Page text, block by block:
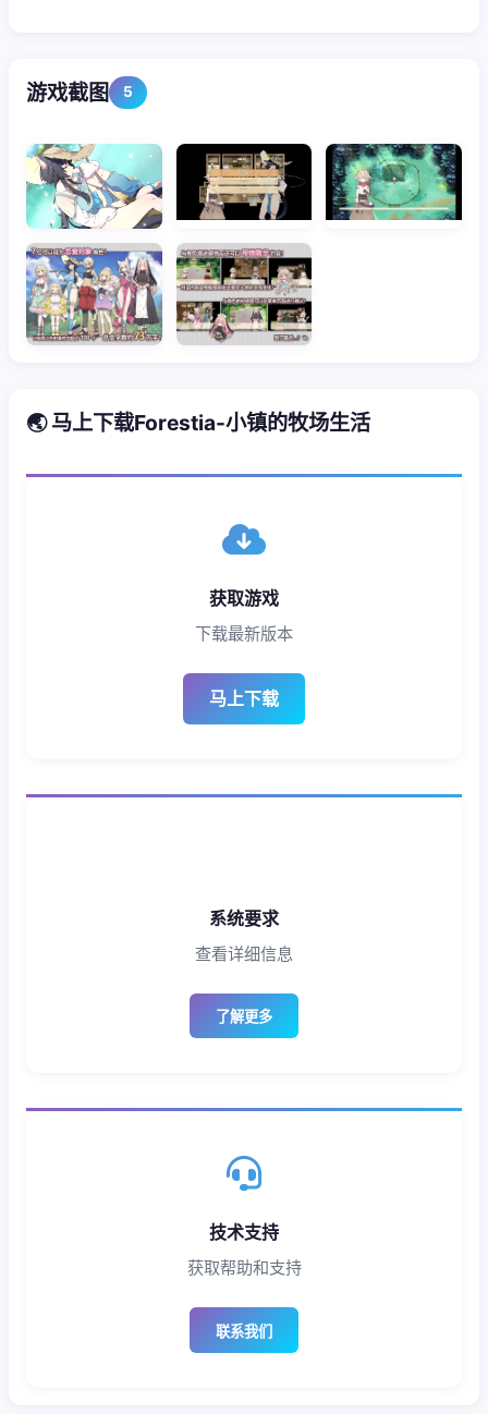
游戏截图 5
🌏 马上下载Forestia-小镇的牧场生活
获取游戏
下载最新版本
马上下载
系统要求
查看详细信息
了解更多
技术支持
获取帮助和支持
联系我们